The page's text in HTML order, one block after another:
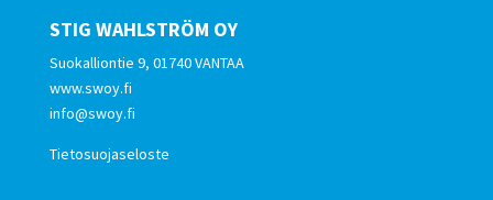
STIG WAHLSTRÖM OY
Suokalliontie 9, 01740 VANTAA
www.swoy.fi
info@swoy.fi
Tietosuojaseloste